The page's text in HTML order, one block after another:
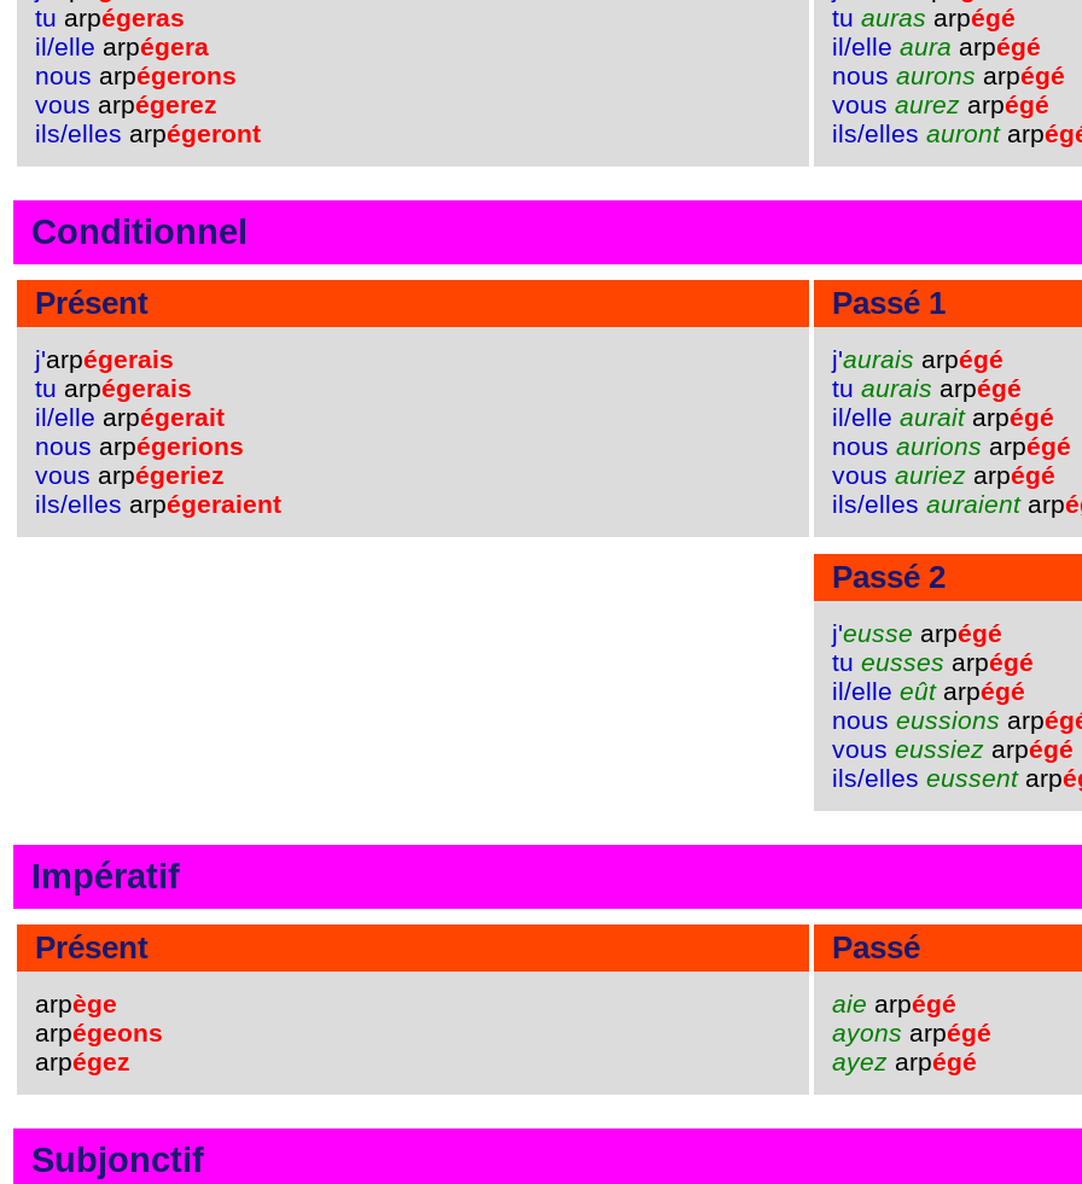
tu arpégeras
il/elle arpégera
nous arpégerons
vous arpégerez
ils/elles arpégeront
tu auras arpégé
il/elle aura arpégé
nous aurons arpégé
vous aurez arpégé
ils/elles aurontarp
Conditionnel
Présent
j'arpégerais
tu arpégerais
il/elle arpégerait
nous arpégerions
vous arpégeriez
ils/elles arpégeraient
Passé 1
j'aurais arpégé
tu aurais arpégé
il/elle auraitarpégé
nous aurions arpégé
vous auriez arpégé
ils/elles auraientarp
Passé 2
j'eusse arpégé
tu eusses arpégé
il/elle eûtarpégé
nous eussions arp
vous eussiez arpégé
ils/elles eussentarp
Impératif
Présent
arpège
arpégeons
arpégez
Passé
aie arpégé
ayons arpégé
ayez arpégé
Subjonctif